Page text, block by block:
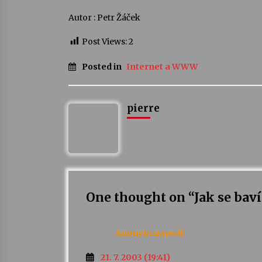
Autor : Petr Žáček
Post Views:2
Posted in Internet a WWW
pierre
One thought on “Jak se
Anonym napsal:
21. 7. 2003 (19:41)